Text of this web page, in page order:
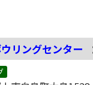
リングセンター